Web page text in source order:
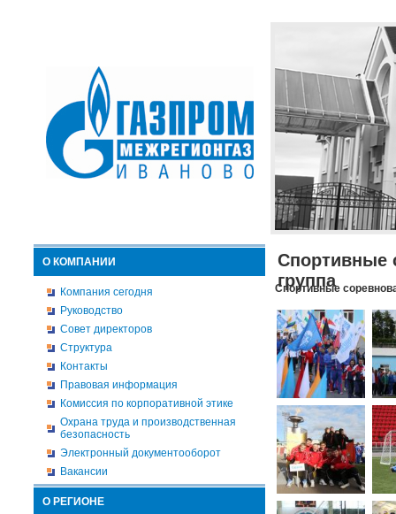
О КОМПАНИИ
Компания сегодня
Руководство
Совет директоров
Структура
Контакты
Правовая информация
Комиссия по корпоративной этике
Охрана труда и производственная
безопасность
Электронный документооборот
Вакансии
О РЕГИОНЕ
Спортивные
группа
Спортивные